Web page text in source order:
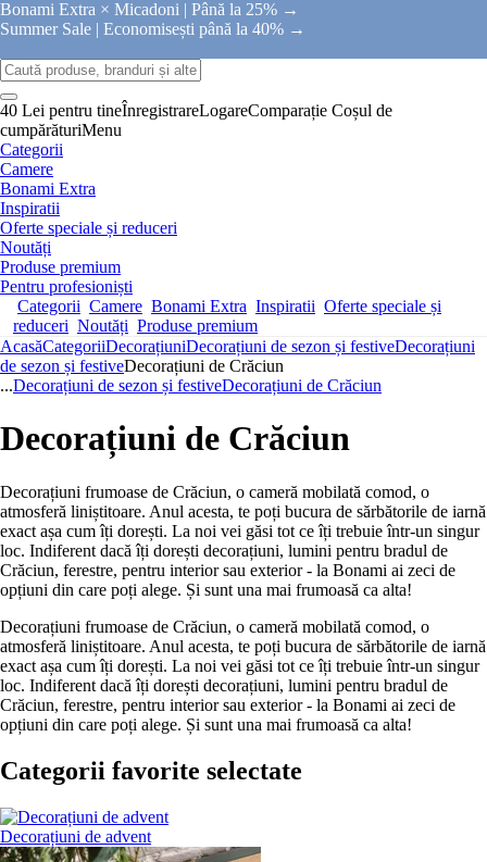
Bonami Extra × Micadoni | Până la 25% →
Summer Sale | Economisești până la 40% →
40 Lei pentru tineÎnregistrareLogareComparație Coșul de
cumpărăturiMenu
Categorii
Camere
Bonami Extra
Inspiratii
Oferte speciale și reduceri
Noutăți
Produse premium
Pentru profesioniști
Categorii Camere Bonami Extra Inspiratii Oferte speciale și
reduceri Noutăți Produse premium
AcasăCategoriiDecorațiuniDecorațiuni de sezon și festiveDecorațiuni
de sezon și festiveDecorațiuni de Crăciun
...Decorațiuni de sezon și festiveDecorațiuni de Crăciun
Decorațiuni de Crăciun
Decorațiuni frumoase de Crăciun, o cameră mobilată comod, o
atmosferă liniștitoare. Anul acesta, te poți bucura de sărbătorile de iarnă
exact așa cum îți dorești. La noi vei găsi tot ce îți trebuie într-un singur
loc. Indiferent dacă îți dorești decorațiuni, lumini pentru bradul de
Crăciun, ferestre, pentru interior sau exterior - la Bonami ai zeci de
opțiuni din care poți alege. Și sunt una mai frumoasă ca alta!
Decorațiuni frumoase de Crăciun, o cameră mobilată comod, o
atmosferă liniștitoare. Anul acesta, te poți bucura de sărbătorile de iarnă
exact așa cum îți dorești. La noi vei găsi tot ce îți trebuie într-un singur
loc. Indiferent dacă îți dorești decorațiuni, lumini pentru bradul de
Crăciun, ferestre, pentru interior sau exterior - la Bonami ai zeci de
opțiuni din care poți alege. Și sunt una mai frumoasă ca alta!
Categorii favorite selectate
Decorațiuni de advent